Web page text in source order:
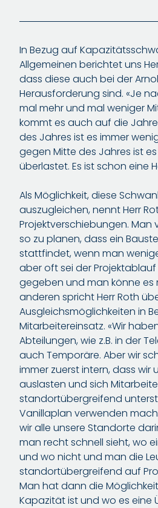
In Bezug auf
Allgemeinen berichtet uns
dass diese auch bei der
Herausforderung sind. «Je
mal mehr und mal weniger
kommt es auch auf die
des Jahres ist es immer
gegen Mitte des Jahres ist
überlastet. Es ist schon eine
Als Möglichkeit, diese
auszugleichen, nennt Herr
Projektverschiebungen. Man
so zu planen, dass ein
stattfindet, wenn man
aber oft sei der
gegeben und man könne es
anderen spricht Herr Roth
Ausgleichsmöglichkeiten in
Mitarbeitereinsatz. «Wir
Abteilungen, wie z.B. in der
auch Temporäre. Aber wir
immer zuerst intern, dass wir
auslasten und sich
standortübergreifend
Vanillaplan verwenden
wir alle unsere Standorte
man recht schnell sieht, wo
und wo nicht und man die
standortübergreifend auf
Man hat dann die
Kapazität ist und wo es eine